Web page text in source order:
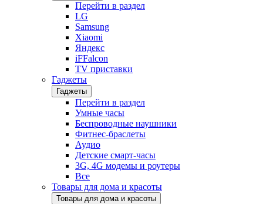
Перейти в раздел
LG
Samsung
Xiaomi
Яндекс
iFFalcon
TV приставки
Гаджеты
Гаджеты
Перейти в раздел
Умные часы
Беспроводные наушники
Фитнес-браслеты
Аудио
Детские смарт-часы
3G, 4G модемы и роутеры
Все
Товары для дома и красоты
Товары для дома и красоты